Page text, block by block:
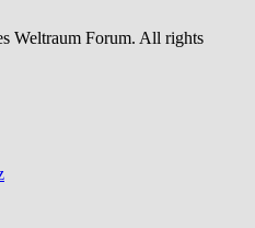
Weltraum Forum. All rights